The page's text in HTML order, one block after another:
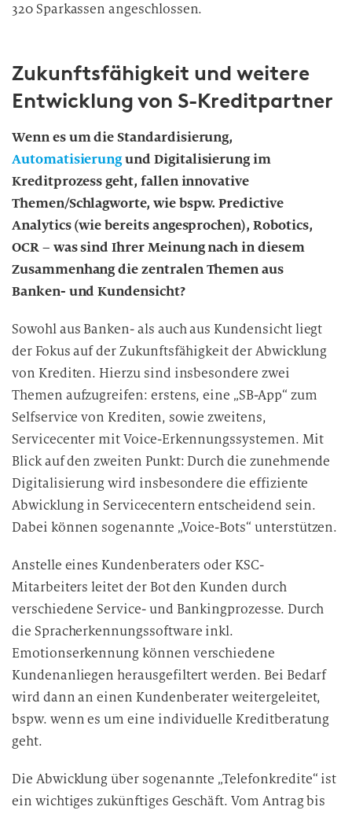
320 Sparkassen angeschlossen.
Zukunftsfähigkeit und weitere
Entwicklung von S-Kreditpartner
Wenn es um die Standardisierung,
Automatisierungund Digitalisierung im
Kreditprozess geht, fallen innovative
Themen/Schlagworte, wie bspw. Predictive
Analytics (wie bereits angesprochen), Robotics,
OCR – was sind Ihrer Meinung nach in diesem
Zusammenhang die zentralen Themen aus
Banken- und Kundensicht?
Sowohl aus Banken- als auch aus Kundensicht liegt
der Fokus auf der Zukunftsfähigkeit der Abwicklung
von Krediten. Hierzu sind insbesondere zwei
Themen aufzugreifen: erstens, eine „SB-App“ zum
Selfservice von Krediten, sowie zweitens,
Servicecenter mit Voice-Erkennungssystemen. Mit
Blick auf den zweiten Punkt: Durch die zunehmende
Digitalisierung wird insbesondere die effiziente
Abwicklung in Servicecentern entscheidend sein.
Dabei können sogenannte „Voice-Bots“ unterstützen.
Anstelle eines Kundenberaters oder KSC-
Mitarbeiters leitet der Bot den Kunden durch
verschiedene Service- und Bankingprozesse. Durch
die Spracherkennungssoftware inkl.
Emotionserkennung können verschiedene
Kundenanliegen herausgefiltert werden. Bei Bedarf
wird dann an einen Kundenberater weitergeleitet,
bspw. wenn es um eine individuelle Kreditberatung
geht.
Die Abwicklung über sogenannte „Telefonkredite“ ist
ein wichtiges zukünftiges Geschäft. Vom Antrag bis